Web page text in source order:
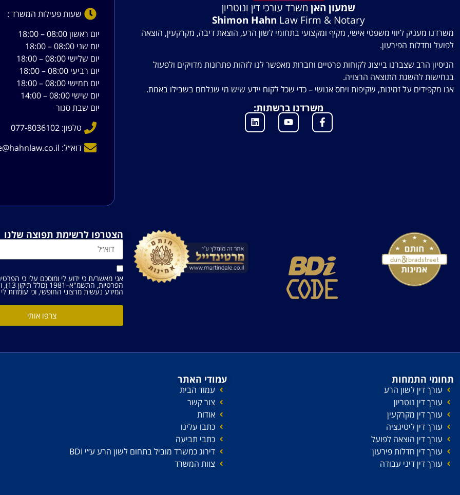
שמעון האןמשרד עורכי דין ונוטריון
Shimon Hahn Law Firm & Notary
משרדנו מעניק ליווי משפטי אישי, מקיף ומקצועי בתחומי לשון הרע, הוצאת דיבה, מקרקעין, הוצאה
לפועל וחדלות הפירעון.
הניסיון הרב שצברנו בייצוג לקוחות פרטיים וחברות מאפשר לנו לזהות פתרונות מדויקים ולפעול
בנחישות להשגת התוצאה הרצויה.
אנו מקפידים על זמינות, שקיפות ויחס אנושי – כדי שכל לקוח יידע שיש מי שנלחם בשבילו באמת.
משרדנו ברשתות:
שעות פעילות המשרד :
יום ראשון 08:00 – 18:00
יום שני 08:00 – 18:00
יום שלישי 08:00 – 18:00
יום רביעי 08:00 – 18:00
יום חמישי 08:00 – 18:00
יום שישי 08:00 – 14:00
יום שבת סגור
טלפון: 077-8036102
דוא׳׳ל: office@hahnlaw.co.il
הצטרפו לרשימת תפוצה שלנו
אני מאשר/ת כי ידוע לי ומוסכם עלי כי
הפרטיות, התשמ"א–1981 (כולל תיקון 13), ולמטרות המפורטות
המידע נעשית מרצוני החופשי, וכי עומדות
צרפו אותי
תחומי התמחות
עורך דין לשון הרע
עורך דין נוטריון
עורך דין מקרקעין
עורך דין ליטיגציה
עורך דין הוצאה לפועל
עורך דין חדלות פירעון
עורך דין דיני עבודה
עמודי האתר
עמוד הבית
צור קשר
אודות
כתבו עלינו
כתבי תביעה
דירוג כמשרד מוביל בתחום לשון הרע ע׳׳י BDI
צוות המשרד